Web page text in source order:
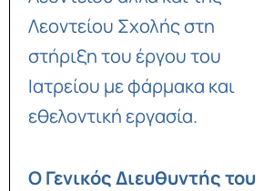
Λεοντείου Σχολής στη
στήριξη του έργου του
Ιατρείου με φάρμακα και
εθελοντική εργασία.
Ο Γενικός Διευθυντής του